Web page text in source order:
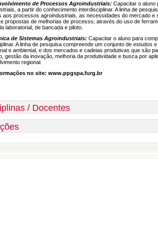
de Processos Agroindustriais: Capacitar o aluno
a partir do conhecimento interdisciplinar. A linha de
aos processos agroindustriais, as necessidades do mercado
propostas de melhorias de processo, através do uso de
laboratorial, de bancada e piloto.
de Sistemas Agroindustriais: Capacitar o aluno para
A linha de pesquisa compreende um conjunto de
e ambiental, e dos mercados e cadeias produtivas que são
gestão da inovação, melhoria da produtividade e busca por
regional.
no site: www.ppgspa.furg.br
/ Docentes